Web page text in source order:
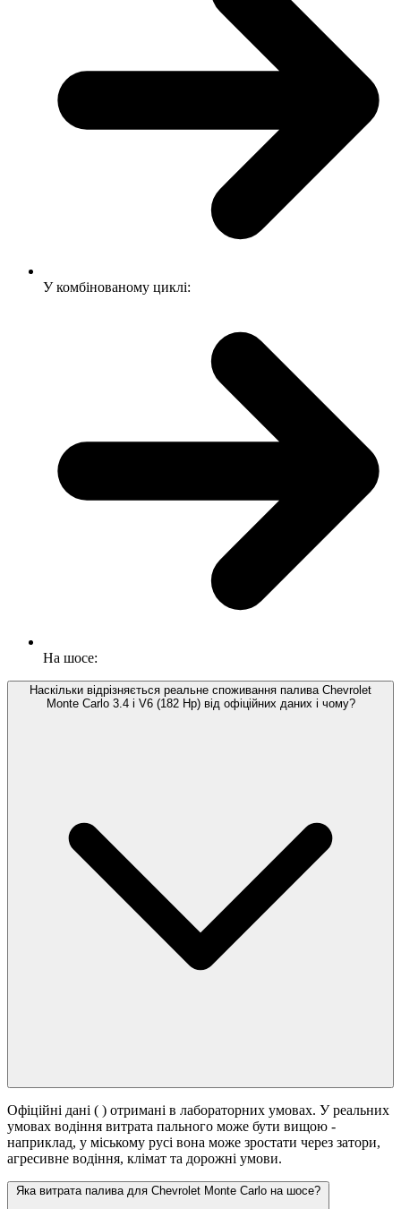
У комбінованому циклі:
На шосе:
Наскільки відрізняється реальне споживання палива Chevrolet
Monte Carlo 3.4 i V6 (182 Hp) від офіційних даних і чому?
Офіційні дані ( ) отримані в лабораторних умовах. У реальних
умовах водіння витрата пального може бути вищою -
наприклад, у міському русі вона може зростати через затори,
агресивне водіння, клімат та дорожні умови.
Яка витрата палива для Chevrolet Monte Carlo на шосе?